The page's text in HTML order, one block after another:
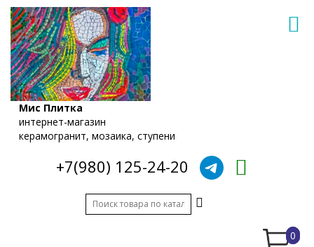
Мис Плитка
интернет-магазин
керамогранит, мозаика, ступени
+7(980) 125-24-20
0